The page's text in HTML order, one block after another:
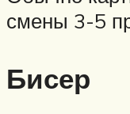
смены 3-5
Бисер